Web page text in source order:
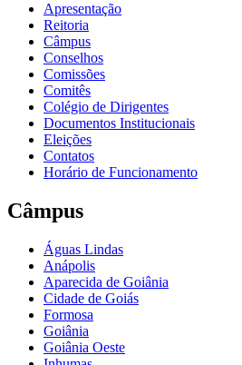
Apresentação
Reitoria
Câmpus
Conselhos
Comissões
Comitês
Colégio de Dirigentes
Documentos Institucionais
Eleições
Contatos
Horário de Funcionamento
Câmpus
Águas Lindas
Anápolis
Aparecida de Goiânia
Cidade de Goiás
Formosa
Goiânia
Goiânia Oeste